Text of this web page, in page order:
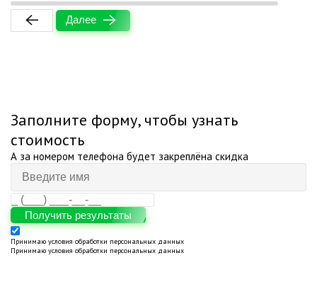
Далее
Заполните форму, чтобы узнать
стоимость
А за номером телефона будет закреплёна скидка
Получить результаты
Принимаю условия обработки персональных данных
Принимаю условия обработки персональных данных